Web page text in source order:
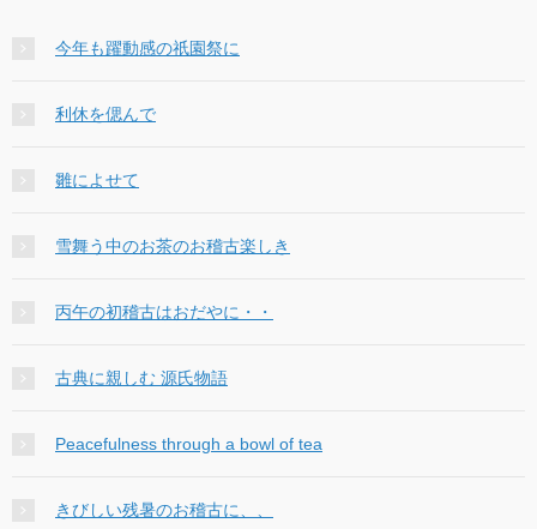
今年も躍動感の祇園祭に
利休を偲んで
雛によせて
雪舞う中のお茶のお稽古楽しき
丙午の初稽古はおだやに・・
古典に親しむ 源氏物語
Peacefulness through a bowl of tea
きびしい残暑のお稽古に、、